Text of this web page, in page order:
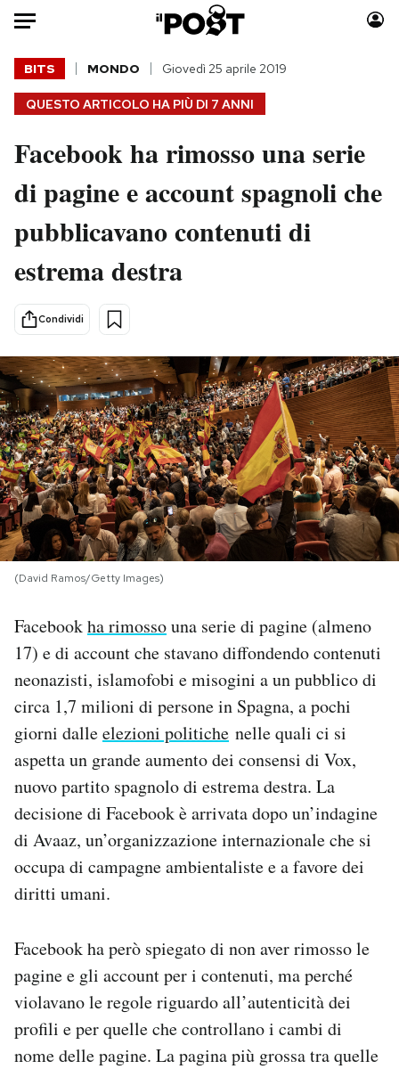
Auto
HOME
Italia
Politica
Tecnologia
Scienza
Cultura
Economia
Sport
Moda
Consumismi
Storie/Idee
Mondiali calcio 2026
PODCAST
NEWSLETTER
I MIEI PREFERITI
AREA PERSONALE
Area Personale
Newsletter
Notifiche mobile
Regala il Post
Hai bisogno di aiuto?
QUESTO ARTICOLO HA PIÙ DI 7 ANNI
BITS MONDO Giovedì 25 aprile 2019
Facebook ha rimosso una serie
di pagine e account spagnoli che
pubblicavano contenuti di
estrema destra
Condividi
(David Ramos/Getty Images)
Facebookha rimossouna serie di pagine (almeno
17) e di account che stavano diffondendo contenuti
neonazisti, islamofobi e misogini a un pubblico di
circa 1,7 milioni di persone in Spagna, a pochi
giorni dalleelezioni politiche nelle quali ci si
aspetta un grande aumento dei consensi di Vox,
nuovo partito spagnolo di estrema destra. La
decisione di Facebook è arrivata dopo un’indagine
di Avaaz, un’organizzazione internazionale che si
occupa di campagne ambientaliste e a favore dei
diritti umani.
Facebook ha però spiegato di non aver rimosso le
pagine e gli account per i contenuti, ma perché
violavano le regole riguardo all’autenticità dei
profili e per quelle che controllano i cambi di
nome delle pagine. La pagina più grossa tra quelle